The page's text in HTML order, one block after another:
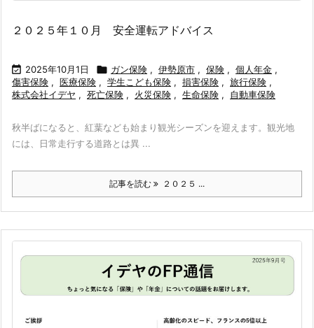
２０２５年１０月 安全運転アドバイス
 2025年10月1日  ガン保険 , 伊勢原市 , 保険 , 個人年金 ,
傷害保険 , 医療保険 , 学生こども保険 , 損害保険 , 旅行保険 ,
株式会社イデヤ , 死亡保険 , 火災保険 , 生命保険 , 自動車保険
秋半ばになると、紅葉なども始まり観光シーズンを迎えます。観光地
には、日常走行する道路とは異 ...
記事を読む ２０２５ ...